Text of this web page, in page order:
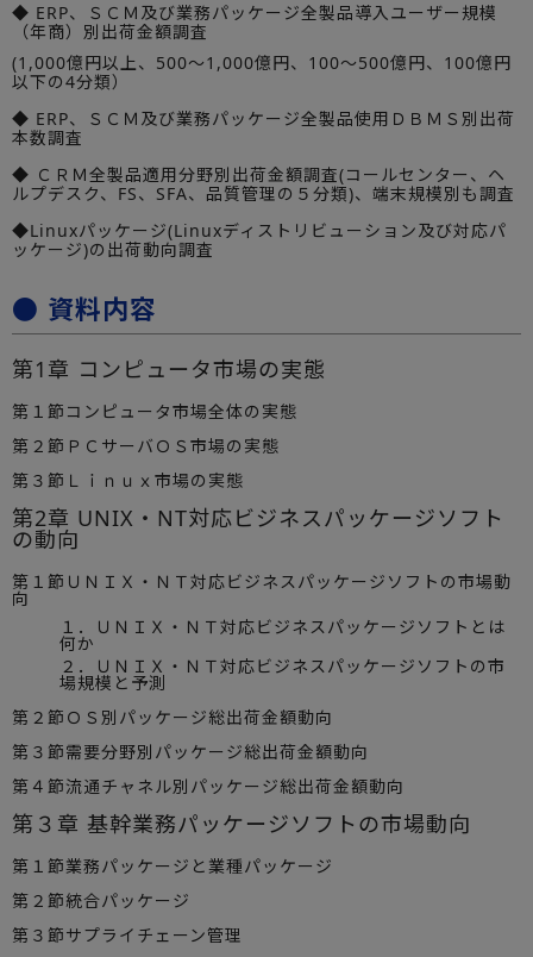
◆ ERP、ＳＣＭ及び業務パッケージ全製品導入ユーザー規模
（年商）別出荷金額調査
(1,000億円以上、500～1,000億円、100～500億円、100億円
以下の4分類）
◆ ERP、ＳＣＭ及び業務パッケージ全製品使用ＤＢＭＳ別出荷
本数調査
◆ ＣＲＭ全製品適用分野別出荷金額調査(コールセンター、ヘ
ルプデスク、FS、SFA、品質管理の５分類)、端末規模別も調査
◆Linuxパッケージ(Linuxディストリビューション及び対応パ
ッケージ)の出荷動向調査
● 資料内容
第1章 コンピュータ市場の実態
第１節コンピュータ市場全体の実態
第２節ＰＣサーバＯＳ市場の実態
第３節Ｌｉｎｕｘ市場の実態
第2章 UNIX・NT対応ビジネスパッケージソフト
の動向
第１節ＵＮＩＸ・ＮＴ対応ビジネスパッケージソフトの市場動
向
１．ＵＮＩＸ・ＮＴ対応ビジネスパッケージソフトとは
何か
２．ＵＮＩＸ・ＮＴ対応ビジネスパッケージソフトの市
場規模と予測
第２節ＯＳ別パッケージ総出荷金額動向
第３節需要分野別パッケージ総出荷金額動向
第４節流通チャネル別パッケージ総出荷金額動向
第３章 基幹業務パッケージソフトの市場動向
第１節業務パッケージと業種パッケージ
第２節統合パッケージ
第３節サプライチェーン管理